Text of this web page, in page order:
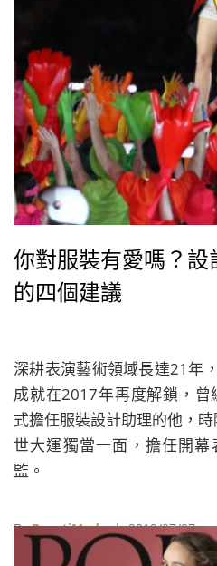
你對服裝有愛嗎？
的四個建議
深耕表演藝術領域長達21年
成就在2017年再度解鎖，
式擔任服裝設計助理的他，
世大運獨當一面，擔任開
監。
ByBeautiMode| 2019/07/27